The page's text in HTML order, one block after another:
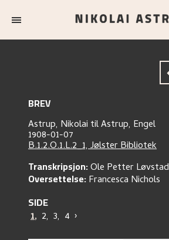
BREV
Astrup, Nikolai tilAstrup, Engel
1908-01-07
B.1.2.O.1.L.2_1, Jølster Bibliotek
Transkripsjon:Ole Petter Løvstad
Oversettelse:Francesca Nichols
SIDE
1, 2, 3, 4 ›